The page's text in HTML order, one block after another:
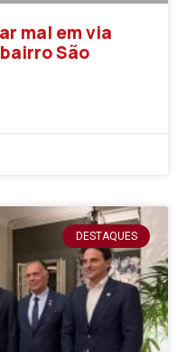
mal em via
São
DESTAQUES